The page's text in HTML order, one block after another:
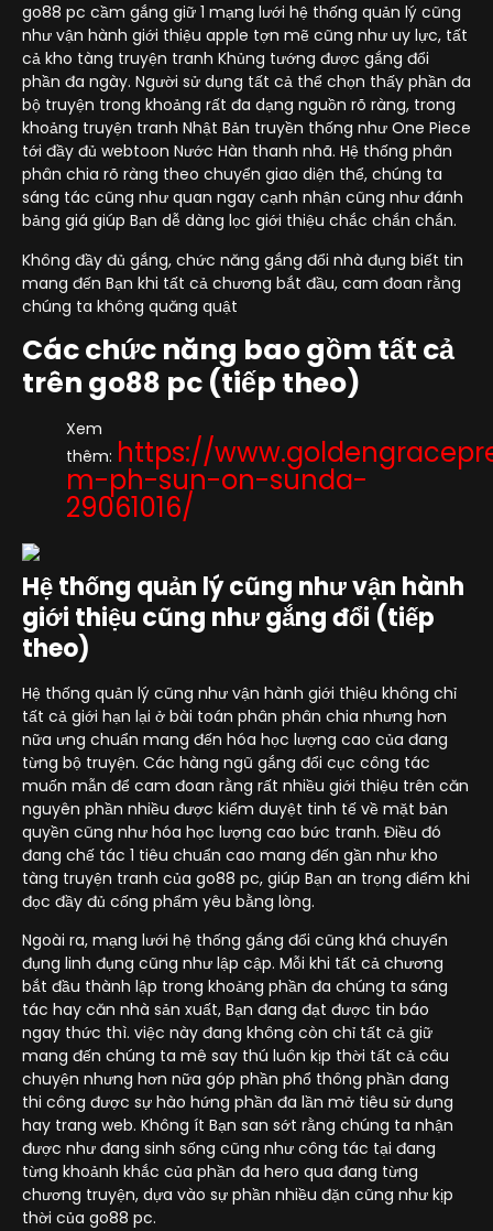
go88 pc cầm gắng giữ 1 mạng lưới hệ thống quản lý cũng
như vận hành giới thiệu apple tợn mẽ cũng như uy lực, tất
cả kho tàng truyện tranh Khủng tướng được gắng đổi
phần đa ngày. Người sử dụng tất cả thể chọn thấy phần đa
bộ truyện trong khoảng rất đa dạng nguồn rõ ràng, trong
khoảng truyện tranh Nhật Bản truyền thống như One Piece
tới đầy đủ webtoon Nước Hàn thanh nhã. Hệ thống phân
phân chia rõ ràng theo chuyển giao diện thể, chúng ta
sáng tác cũng như quan ngay cạnh nhận cũng như đánh
bảng giá giúp Bạn dễ dàng lọc giới thiệu chắc chắn chắn.
Không đầy đủ gắng, chức năng gắng đổi nhà đụng biết tin
mang đến Bạn khi tất cả chương bắt đầu, cam đoan rằng
chúng ta không quăng quật
Các chức năng bao gồm tất cả
trên go88 pc (tiếp theo)
Xem
thêm: https://
m-ph-sun-on-sunda-
29061016/
Hệ thống quản lý cũng như vận hành
giới thiệu cũng như gắng đổi (tiếp
theo)
Hệ thống quản lý cũng như vận hành giới thiệu không chỉ
tất cả giới hạn lại ở bài toán phân phân chia nhưng hơn
nữa ưng chuẩn mang đến hóa học lượng cao của đang
từng bộ truyện. Các hàng ngũ gắng đổi cục công tác
muốn mẫn để cam đoan rằng rất nhiều giới thiệu trên căn
nguyên phần nhiều được kiểm duyệt tinh tế về mặt bản
quyền cũng như hóa học lượng cao bức tranh. Điều đó
đang chế tác 1 tiêu chuẩn cao mang đến gần như kho
tàng truyện tranh của go88 pc, giúp Bạn an trọng điểm khi
đọc đầy đủ cống phẩm yêu bằng lòng.
Ngoài ra, mạng lưới hệ thống gắng đổi cũng khá chuyển
đụng linh đụng cũng như lập cập. Mỗi khi tất cả chương
bắt đầu thành lập trong khoảng phần đa chúng ta sáng
tác hay căn nhà sản xuất, Bạn đang đạt được tin báo
ngay thức thì. việc này đang không còn chỉ tất cả giữ
mang đến chúng ta mê say thú luôn kịp thời tất cả câu
chuyện nhưng hơn nữa góp phần phổ thông phần đang
thi công được sự hào hứng phần đa lần mở tiêu sử dụng
hay trang web. Không ít Bạn san sớt rằng chúng ta nhận
được như đang sinh sống cũng như công tác tại đang
từng khoảnh khắc của phần đa hero qua đang từng
chương truyện, dựa vào sự phần nhiều đặn cũng như kịp
thời của go88 pc.